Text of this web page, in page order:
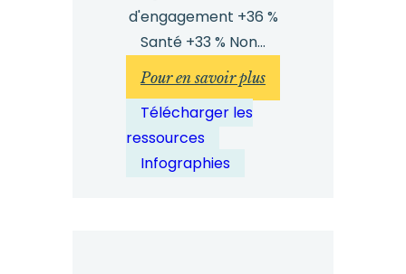
d'engagement +36 %
Santé +33 % Non...
Pour en savoir plus:
Rapport
Télécharger les
ressources
Infographies